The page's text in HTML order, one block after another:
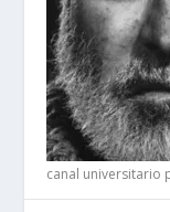
canal universitario